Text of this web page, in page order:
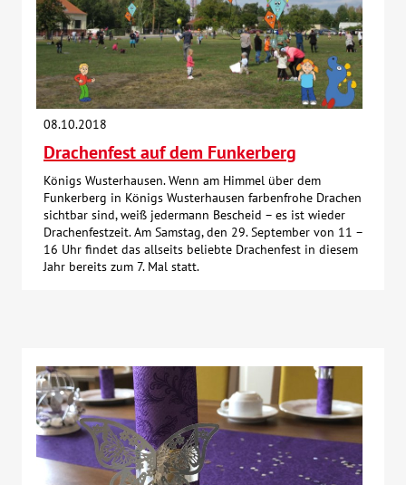
08.10.2018
Drachenfest auf dem Funkerberg
Königs Wusterhausen. Wenn am Himmel über dem
Funkerberg in Königs Wusterhausen farbenfrohe Drachen
sichtbar sind, weiß jedermann Bescheid – es ist wieder
Drachenfestzeit. Am Samstag, den 29. September von 11 –
16 Uhr findet das allseits beliebte Drachenfest in diesem
Jahr bereits zum 7. Mal statt.